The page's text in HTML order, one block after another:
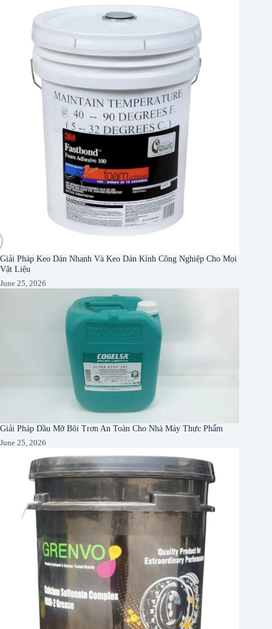
Giải Pháp Keo Dán Nhanh Và Keo Dán Kính Công Nghiệp Cho Mọi
Vật Liệu
June 25, 2026
Giải Pháp Dầu Mỡ Bôi Trơn An Toàn Cho Nhà Máy Thực Phẩm
June 25, 2026